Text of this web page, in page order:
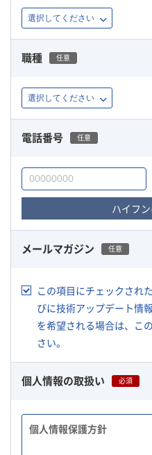
職種 任意
電話番号 任意
ハイフ
メールマガジン 任意
この項目にチェックされ
びに技術アップデート情
を希望される場合は、こ
さい。
個人情報の取扱い 必須
個人情報保護方針